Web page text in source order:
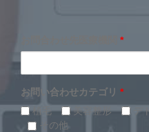
*
お問い合わせカテゴリ *
植毛
美容整形 デ
その他